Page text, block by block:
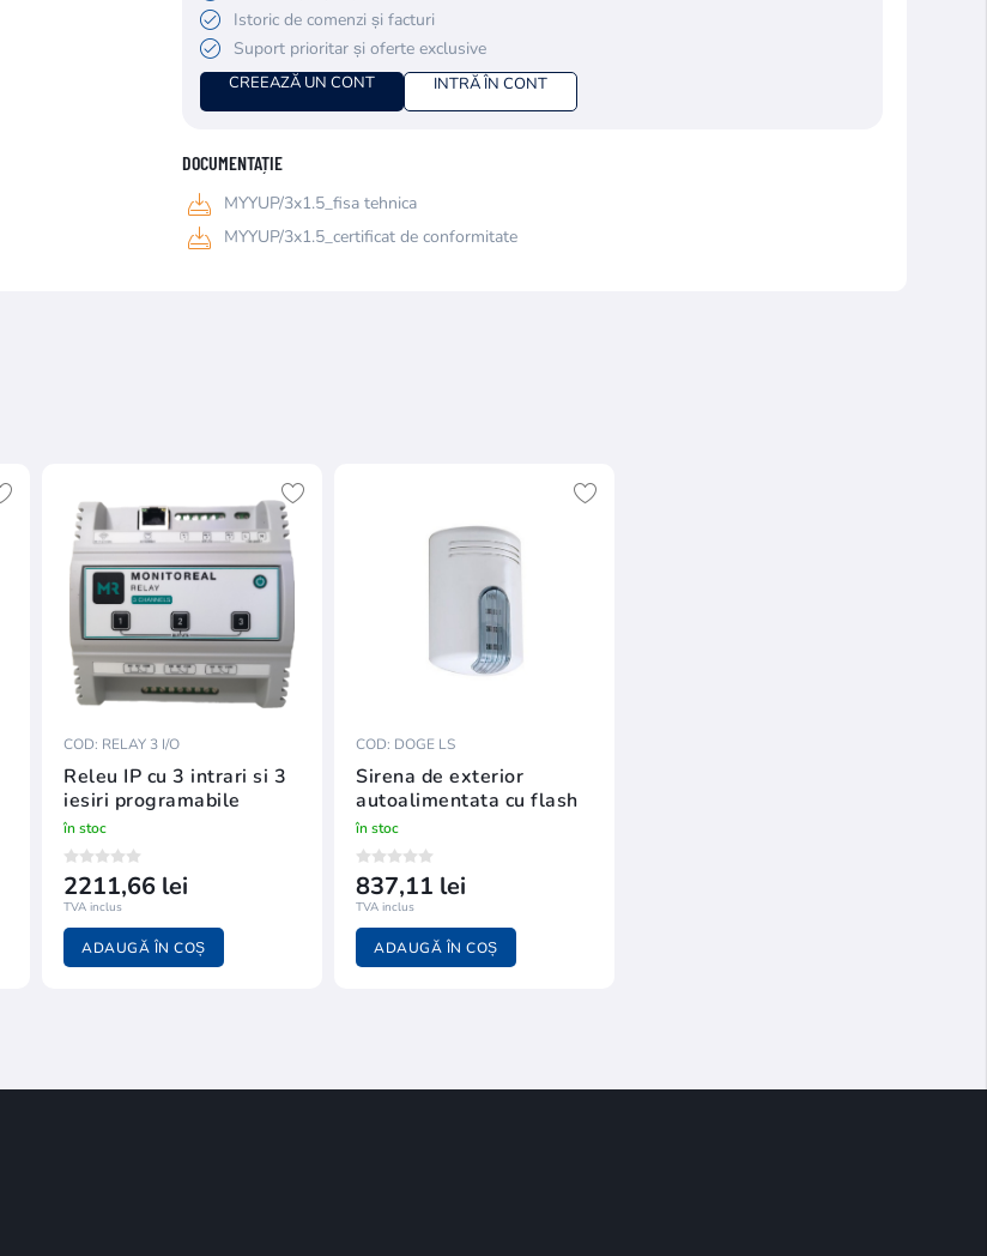
Istoric de comenzi și facturi
Suport prioritar și oferte exclusive
CREEAZĂ UN CONT INTRĂ ÎN CONT
DOCUMENTAȚIE
MYYUP/3x1.5_fisa tehnica
MYYUP/3x1.5_certificat de conformitate
COD: RELAY 3 I/O
Releu IP cu 3 intrari si 3
iesiri programabile
în stoc
2211,66 lei
TVA inclus
ADAUGĂ ÎN COȘ
COD: DOGE LS
Sirena de exterior
autoalimentata cu flash
în stoc
837,11 lei
TVA inclus
ADAUGĂ ÎN COȘ